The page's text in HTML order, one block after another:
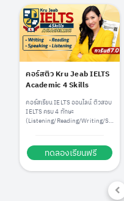
คอร์สติว Kru Jeab IELTS
Academic 4 Skills
คอร์สเรียน IELTS ออนไลน์ ติวสอบ
IELTS ครบ 4 ทักษะ
(Listening/Reading/Writing/Sp
ทดลองเรียนฟรี